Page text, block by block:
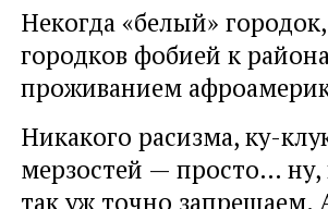
Некогда «белый»
городков фобией к
проживанием
Никакого расизма, ку-
мерзостей — просто…
так уж точно